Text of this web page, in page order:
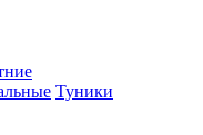
Туники